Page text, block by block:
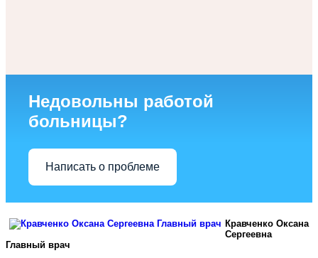
Недовольны работой
больницы?
Написать о проблеме
Кравченко Оксана
Сергеевна
Главный врач